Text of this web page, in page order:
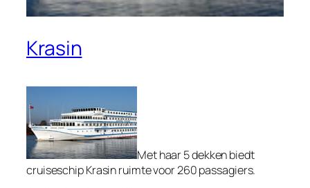
Krasin
Met haar 5 dekken biedt
cruiseschip Krasin ruimte voor 260 passagiers.